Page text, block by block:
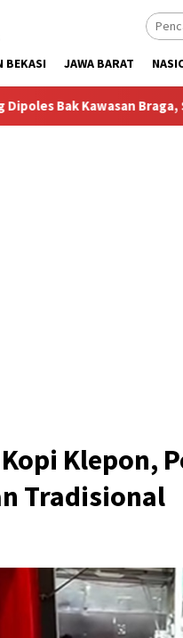
BEKASI JAWA BARAT
Braga, Sampah
Klepon,
Tradisional